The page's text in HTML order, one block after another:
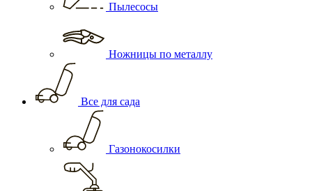
Пылесосы
Ножницы по металлу
Все для сада
Газонокосилки